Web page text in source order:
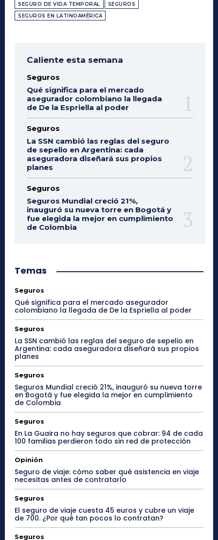
SEGURO DE VIDA TEMPORAL
SEGUROS
SEGUROS EN LATINOAMÉRICA
Caliente esta semana
Seguros
Qué significa para el mercado
asegurador colombiano la llegada
de De la Espriella al poder
Seguros
La SSN cambió las reglas del seguro
de sepelio en Argentina: cada
aseguradora diseñará sus propios
planes
Seguros
Seguros Mundial creció 21%,
inauguró su nueva torre en Bogotá y
fue elegida la mejor en cumplimiento
de Colombia
Temas
Seguros
Qué significa para el mercado asegurador
colombiano la llegada de De la Espriella al poder
Seguros
La SSN cambió las reglas del seguro de sepelio en
Argentina: cada aseguradora diseñará sus propios
planes
Seguros
Seguros Mundial creció 21%, inauguró su nueva torre
en Bogotá y fue elegida la mejor en cumplimiento
de Colombia
Seguros
En La Guaira no hay seguros que cobrar: 94 de cada
100 familias perdieron todo sin red de protección
Opinión
Seguro de viaje: cómo saber qué asistencia en viaje
necesitas antes de contratarlo
Seguros
El seguro de viaje cuesta 45 euros y cubre un viaje
de 700. ¿Por qué tan pocos lo contratan?
Seguros